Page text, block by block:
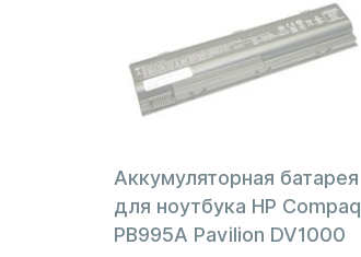
Аккумуляторная батарея
для ноутбука HP Compaq
PB995A Pavilion DV1000